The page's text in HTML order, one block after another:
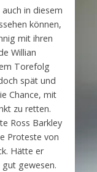
in diesem
können,
mit ihren
Willian
Torefolg
spät und
Chance, mit
zu retten.
Ross Barkley
Proteste von
Hätte er
gewesen.